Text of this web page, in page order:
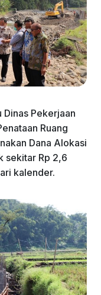
Pekerjaan
Ruang
Dana Alokasi
sekitar Rp 2,6
kalender.